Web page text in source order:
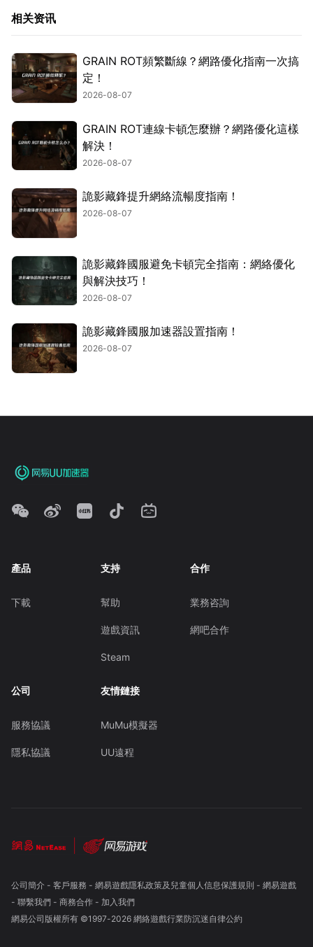
相关资讯
GRAIN ROT頻繁斷線？網路優化指南一次搞
定！
2026-08-07
GRAIN ROT連線卡頓怎麼辦？網路優化這樣
解決！
2026-08-07
詭影藏鋒提升網絡流暢度指南！
2026-08-07
詭影藏鋒國服避免卡頓完全指南：網絡優化
與解決技巧！
2026-08-07
詭影藏鋒國服加速器設置指南！
2026-08-07
產品
下載
支持
幫助
遊戲資訊
Steam
合作
業務咨詢
網吧合作
公司
服務協議
隱私協議
友情鏈接
MuMu模擬器
UU遠程
公司簡介- 客戶服務 - 網易遊戲隱私政策及兒童個人信息保護規則 - 網易遊戲
- 聯繫我們- 商務合作- 加入我們
網易公司版權所有 ©1997-2026 網絡遊戲行業防沉迷自律公約